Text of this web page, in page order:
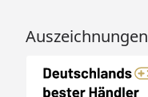
Auszeichnungen